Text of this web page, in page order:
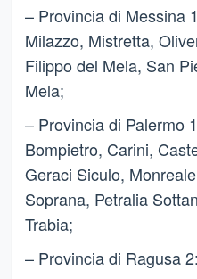
– Provincia di Messina
Milazzo, Mistretta,
Filippo del Mela, San
Mela;
– Provincia di Palermo
Bompietro, Carini,
Geraci Siculo,
Soprana, Petralia
Trabia;
– Provincia di Ragusa